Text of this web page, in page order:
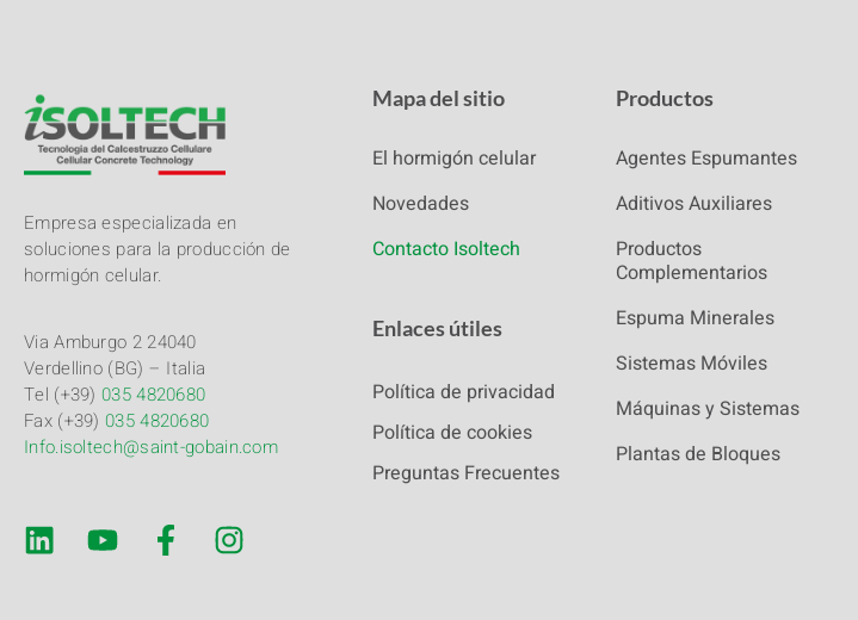
Empresa especializada en
soluciones para la producción de
hormigón celular.
Via Amburgo 2 24040
Verdellino (BG) – Italia
Tel (+39) 035 4820680
Fax (+39) 035 4820680
Info.isoltech@saint-gobain.com
Mapa del sitio
El hormigón celular
Novedades
Contacto Isoltech
Enlaces útiles
Política de privacidad
Política de cookies
Preguntas Frecuentes
Productos
Agentes Espumantes
Aditivos Auxiliares
Productos
Complementarios
Espuma Minerales
Sistemas Móviles
Máquinas y Sistemas
Plantas de Bloques